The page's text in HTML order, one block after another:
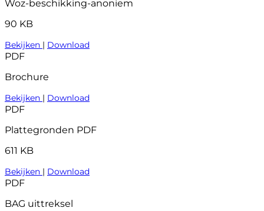
Woz-beschikking-anoniem
90 KB
Bekijken | Download
PDF
Brochure
Bekijken | Download
PDF
Plattegronden PDF
611 KB
Bekijken | Download
PDF
BAG uittreksel